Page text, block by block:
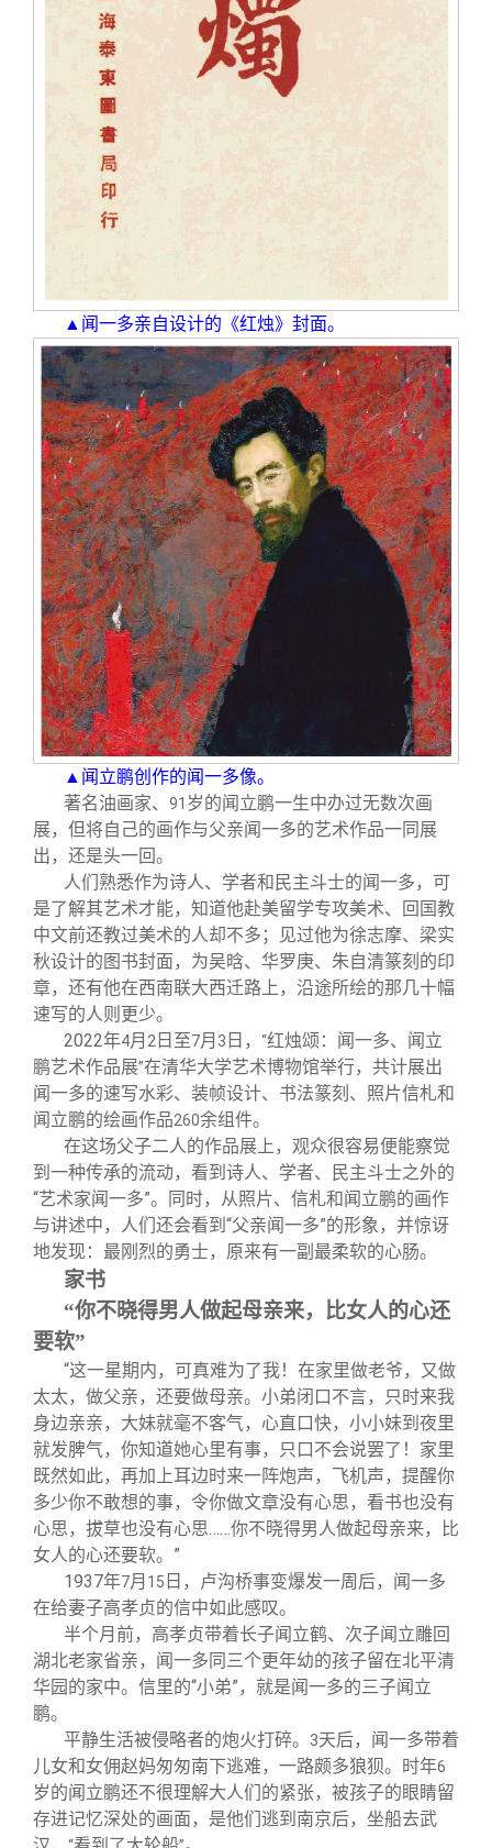
▲闻一多亲自设计的《红烛》封面。
▲闻立鹏创作的闻一多像。
著名油画家、 91 岁的闻立鹏一生中办过无数次画
展，但将自己的画作与父亲闻一多的艺术作品一同展
出，还是头一回。
人们熟悉作为诗人、学者和民主斗士的闻一多，可
是了解其艺术才能，知道他赴美留学专攻美术、回国教
中文前还教过美术的人却不多；见过他为徐志摩、梁实
秋设计的图书封面，为吴晗、华罗庚、朱自清篆刻的印
章，还有他在西南联大西迁路上，沿途所绘的那几十幅
速写的人则更少。
2022年4月 2 日至7月 3 日， “红烛颂：闻一多、闻立
鹏艺术作品展”在清华大学艺术博物馆举行，共计展出
闻一多的速写水彩、装帧设计、书法篆刻、照片信札和
闻立鹏的绘画作品260余组件。
在这场父子二人的作品展上，观众很容易便能察觉
到一种传承的流动，看到诗人、学者、民主斗士之外的
“艺术家闻一多”。同时，从照片、信札和闻立鹏的画作
与讲述中，人们还会看到“父亲闻一多”的形象，并惊讶
地发现：最刚烈的勇士，原来有一副最柔软的心肠。
家书
“你不晓得男人做起母亲来，比女人的心还
要软”
“这一星期内，可真难为了我！在家里做老爷，又做
太太，做父亲，还要做母亲。小弟闭口不言，只时来我
身边亲亲，大妹就毫不客气，心直口快，小小妹到夜里
就发脾气，你知道她心里有事，只口不会说罢了！家里
既然如此，再加上耳边时来一阵炮声，飞机声，提醒你
多少你不敢想的事，令你做文章没有心思，看书也没有
心思，拔草也没有心思……你不晓得男人做起母亲来，比
女人的心还要软。”
1937年7月 15 日，卢沟桥事变爆发一周后，闻一多
在给妻子高孝贞的信中如此感叹。
半个月前，高孝贞带着长子闻立鹤、次子闻立雕回
湖北老家省亲，闻一多同三个更年幼的孩子留在北平清
华园的家中。信里的“小弟”，就是闻一多的三子闻立
鹏。
平静生活被侵略者的炮火打碎。
3天后，闻一多带着
儿女和女佣赵妈匆匆南下逃难，一路颇多狼狈。时年6
岁的闻立鹏还不很理解大人们的紧张，被孩子的眼睛留
存进记忆深处的画面，是他们逃到南京后，坐船去武